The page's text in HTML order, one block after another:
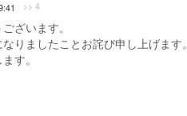
>> 4
ざいます。
りましたことお詫び申し上げます。
す。